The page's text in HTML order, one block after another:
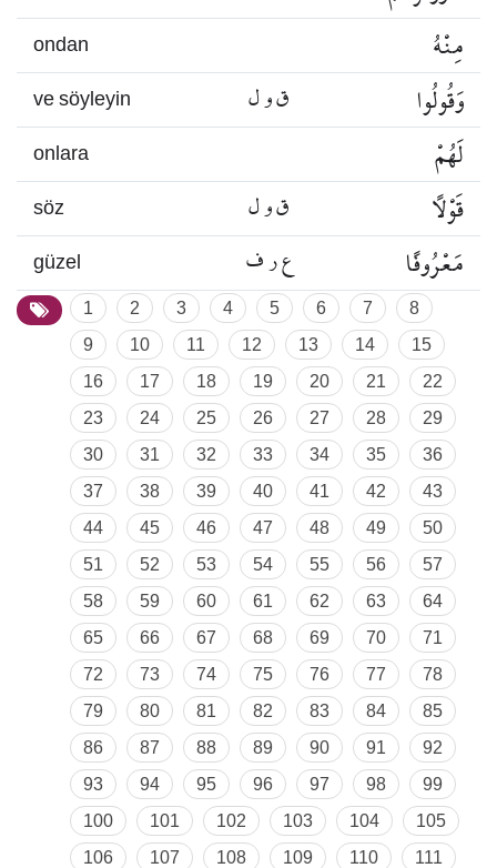
ondan مِنْهُ
ve söyleyin ق و ل وَقُولُوا
onlara لَهُمْ
söz ق و ل قَوْلًا
güzel ع ر ف مَعْرُوفًا
1 2 3 4 5 6 7
8
9
10 11 12 13 14
15
16
17 18 19 20 21
22
23
24 25 26 27 28
29
30
31 32 33 34 35
36
37
38 39 40 41 42
43
44
45 46 47 48 49
50
51
52 53 54 55 56
57
58
59 60 61 62 63
64
65
66 67 68 69 70
71
72
73 74 75 76 77
78
79
80 81 82 83 84
85
86
87 88 89 90 91
92
93
94 95 96 97 98
99
100
101 102 103 104
105
106
107 108 109 110
111